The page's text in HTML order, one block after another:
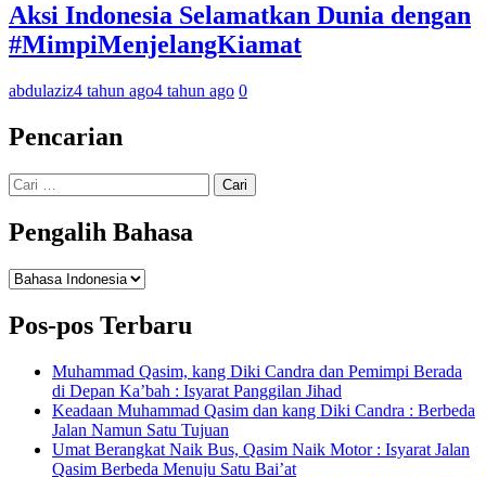
Aksi Indonesia Selamatkan Dunia dengan
#MimpiMenjelangKiamat
abdulaziz4 tahun ago4 tahun ago 0
Pencarian
Cari
untuk:
Pengalih Bahasa
Pengalih
Pos-pos Terbaru
Muhammad Qasim, kang Diki Candra dan Pemimpi Berada
di Depan Ka’bah : Isyarat Panggilan Jihad
Keadaan Muhammad Qasim dan kang Diki Candra : Berbeda
Jalan Namun Satu Tujuan
Umat Berangkat Naik Bus, Qasim Naik Motor : Isyarat Jalan
Qasim Berbeda Menuju Satu Bai’at